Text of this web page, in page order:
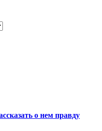
о нем правду